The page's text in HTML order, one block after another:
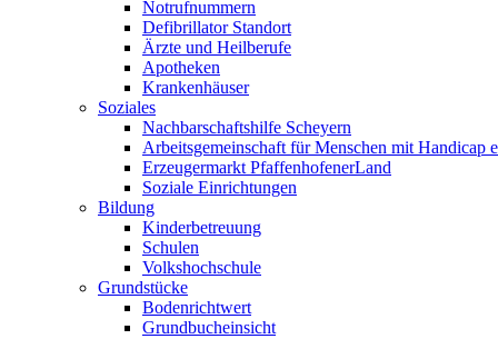
Notrufnummern
Defibrillator Standort
Ärzte und Heilberufe
Apotheken
Krankenhäuser
Soziales
Nachbarschaftshilfe Scheyern
Arbeitsgemeinschaft für Menschen mit Handicap
Erzeugermarkt PfaffenhofenerLand
Soziale Einrichtungen
Bildung
Kinderbetreuung
Schulen
Volkshochschule
Grundstücke
Bodenrichtwert
Grundbucheinsicht